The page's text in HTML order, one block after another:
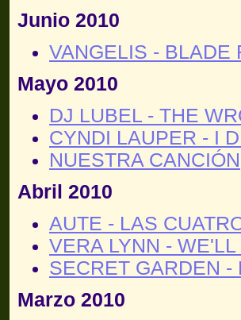
Junio 2010
VANGELIS - BLADE
Mayo 2010
DJ LUBEL - THE
CYNDI LAUPER - I
NUESTRA CANCIÓN
Abril 2010
AUTE - LAS
VERA LYNN -
SECRET GARDEN -
Marzo 2010